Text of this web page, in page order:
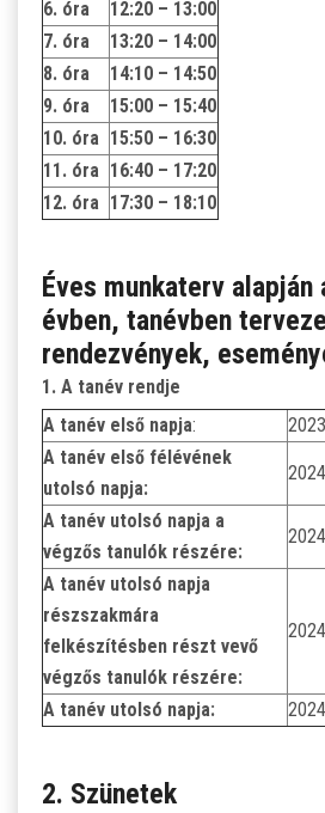
6. óra
12:20 – 13:00
7. óra
13:20 – 14:00
8. óra
14:10 – 14:50
9. óra
15:00 – 15:40
10. óra 15:50 – 16:30
11. óra 16:40 – 17:20
12. óra 17:30 – 18:10
Éves munkaterv alapján
évben, tanévben
rendezvények,
1. A tanév rendje
A tanév első napja:
A tanév első félévének
utolsó napja:
A tanév utolsó napja a
végzős tanulók részére:
A tanév utolsó napja
részszakmára
felkészítésben részt vevő
végzős tanulók részére:
A tanév utolsó napja:
2. Szünetek